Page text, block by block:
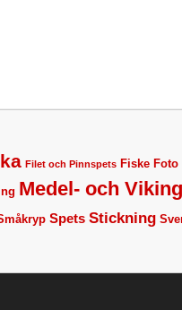
Filet och Pinnspets Fiske Foto
Medel- och
Spets Stickning